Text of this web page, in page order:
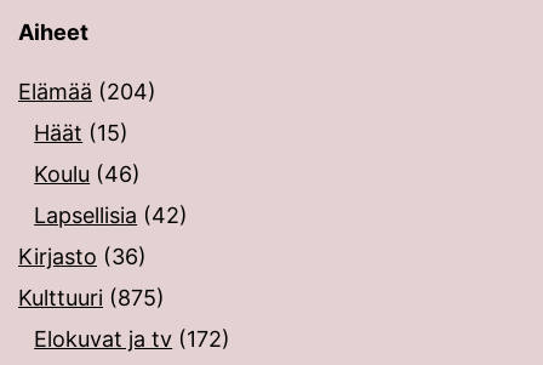
Aiheet
Elämää (204)
Häät (15)
Koulu (46)
Lapsellisia (42)
Kirjasto (36)
Kulttuuri (875)
Elokuvat ja tv (172)